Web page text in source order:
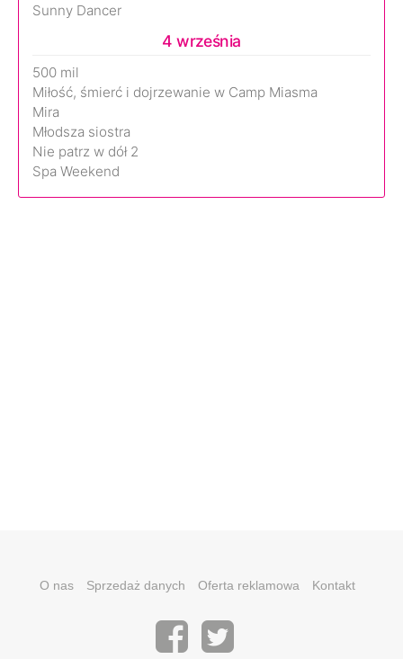
Sunny Dancer
4 września
500 mil
Miłość, śmierć i dojrzewanie w Camp Miasma
Mira
Młodsza siostra
Nie patrz w dół 2
Spa Weekend
O nas Sprzedaż danych Oferta reklamowa Kontakt